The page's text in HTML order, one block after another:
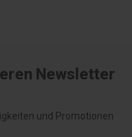
Newsletter
und Promotionen